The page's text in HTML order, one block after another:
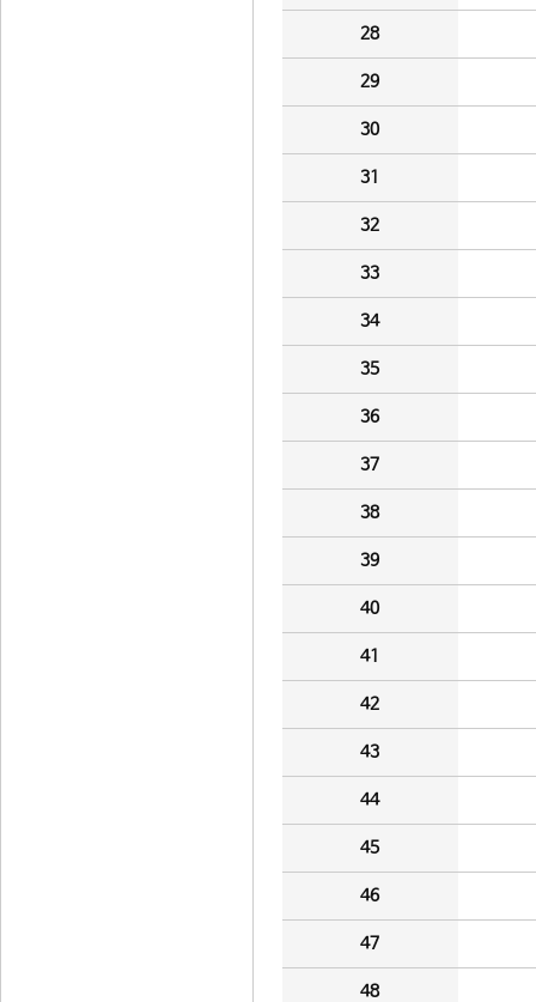
28
29
30
31
32
33
34
35
36
37
38
39
40
41
42
43
44
45
46
47
48